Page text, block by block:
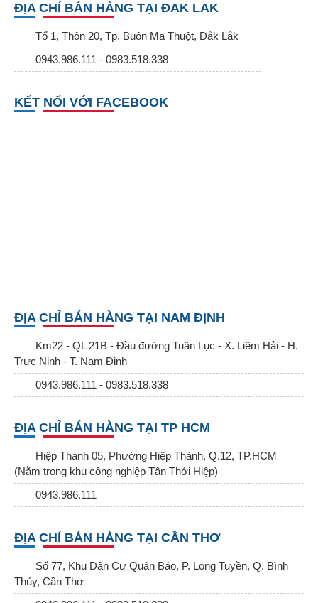
ĐỊA CHỈ BÁN HÀNG TẠI ĐAK LAK
Tổ 1, Thôn 20, Tp. Buôn Ma Thuột, Đắk Lắk
0943.986.111 - 0983.518.338
KẾT NỐI VỚI FACEBOOK
ĐỊA CHỈ BÁN HÀNG TẠI NAM ĐỊNH
Km22 - QL 21B - Đầu đường Tuân Lục - X. Liêm Hải - H.
Trực Ninh - T. Nam Định
0943.986.111 - 0983.518.338
ĐỊA CHỈ BÁN HÀNG TẠI TP HCM
Hiệp Thành 05, Phường Hiệp Thành, Q.12, TP.HCM
(Nằm trong khu công nghiệp Tân Thới Hiệp)
0943.986.111
ĐỊA CHỈ BÁN HÀNG TẠI CẦN THƠ
Số 77, Khu Dân Cư Quân Báo, P. Long Tuyền, Q. Bình
Thủy, Cần Thơ